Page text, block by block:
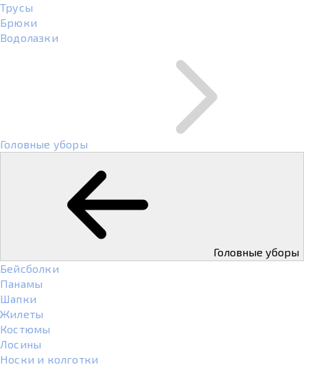
Трусы
Брюки
Водолазки
Головные уборы
Головные уборы
Бейсболки
Панамы
Шапки
Жилеты
Костюмы
Лосины
Носки и колготки